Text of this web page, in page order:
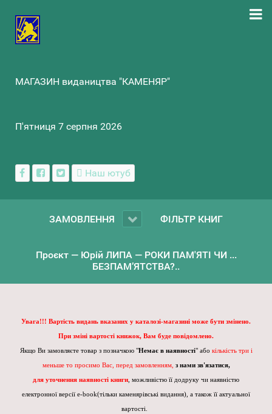
МАГАЗИН видаництва "КАМЕНЯР"
П'ятниця 7 серпня 2026
Наш ютуб
ЗАМОВЛЕННЯ ФІЛЬТР КНИГ
Проєкт — Юрій ЛИПА — РОКИ ПАМ'ЯТІ ЧИ ...
БЕЗПАМ’ЯТСТВА?..
Увага!!! Вартість видань вказаних у каталозі-магазині може бути змінено.
При зміні вартості книжок, Вам буде повідомлено.
Якщо Ви замовляєте товар з позначкою "Немає в наявності" або кількість три і
меньше то просимо Вас, перед замовленням, з нами зв'язатися,
для уточнення наявності книги , можливістю її додруку чи наявністю
електронної версії e-book(тільки каменярівські видання), а також її актуальної
вартості.